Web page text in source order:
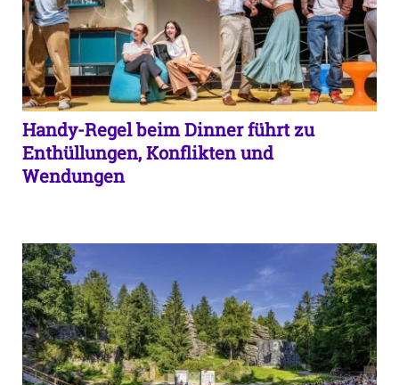
Handy-Regel beim Dinner führt zu
Enthüllungen, Konflikten und
Wendungen